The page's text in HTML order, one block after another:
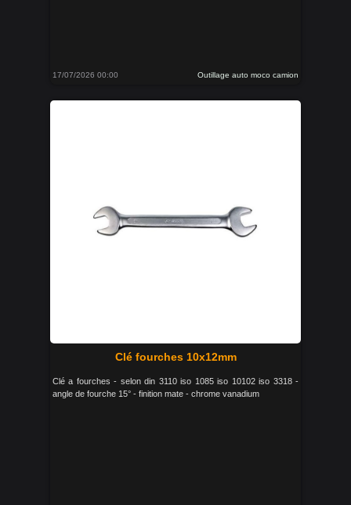
17/07/2026 00:00 Outillage auto moco camion
Clé fourches 10x12mm
Clé a fourches - selon din 3110 iso 1085 iso 10102 iso 3318 -
angle de fourche 15° - finition mate - chrome vanadium